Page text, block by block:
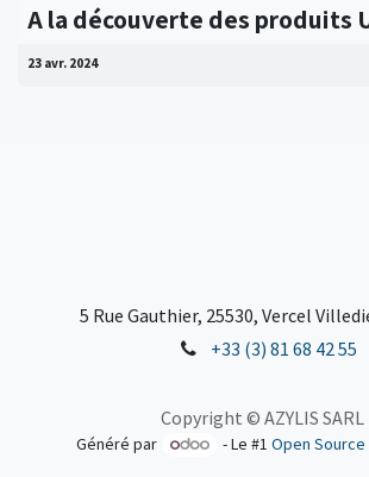
A la découverte des produits
23 avr. 2024
5 Rue Gauthier, 25530, Vercel
+33 (3) 81 68 42 55
Copyright © AZYLIS SARL
Généré par - Le #1 Open